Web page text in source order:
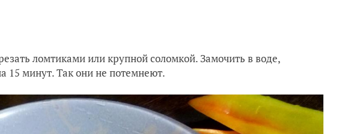
ломтиками или крупной соломкой. Замочить в воде,
15 минут. Так они не потемнеют.